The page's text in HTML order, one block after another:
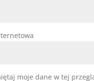
moje dane w tej